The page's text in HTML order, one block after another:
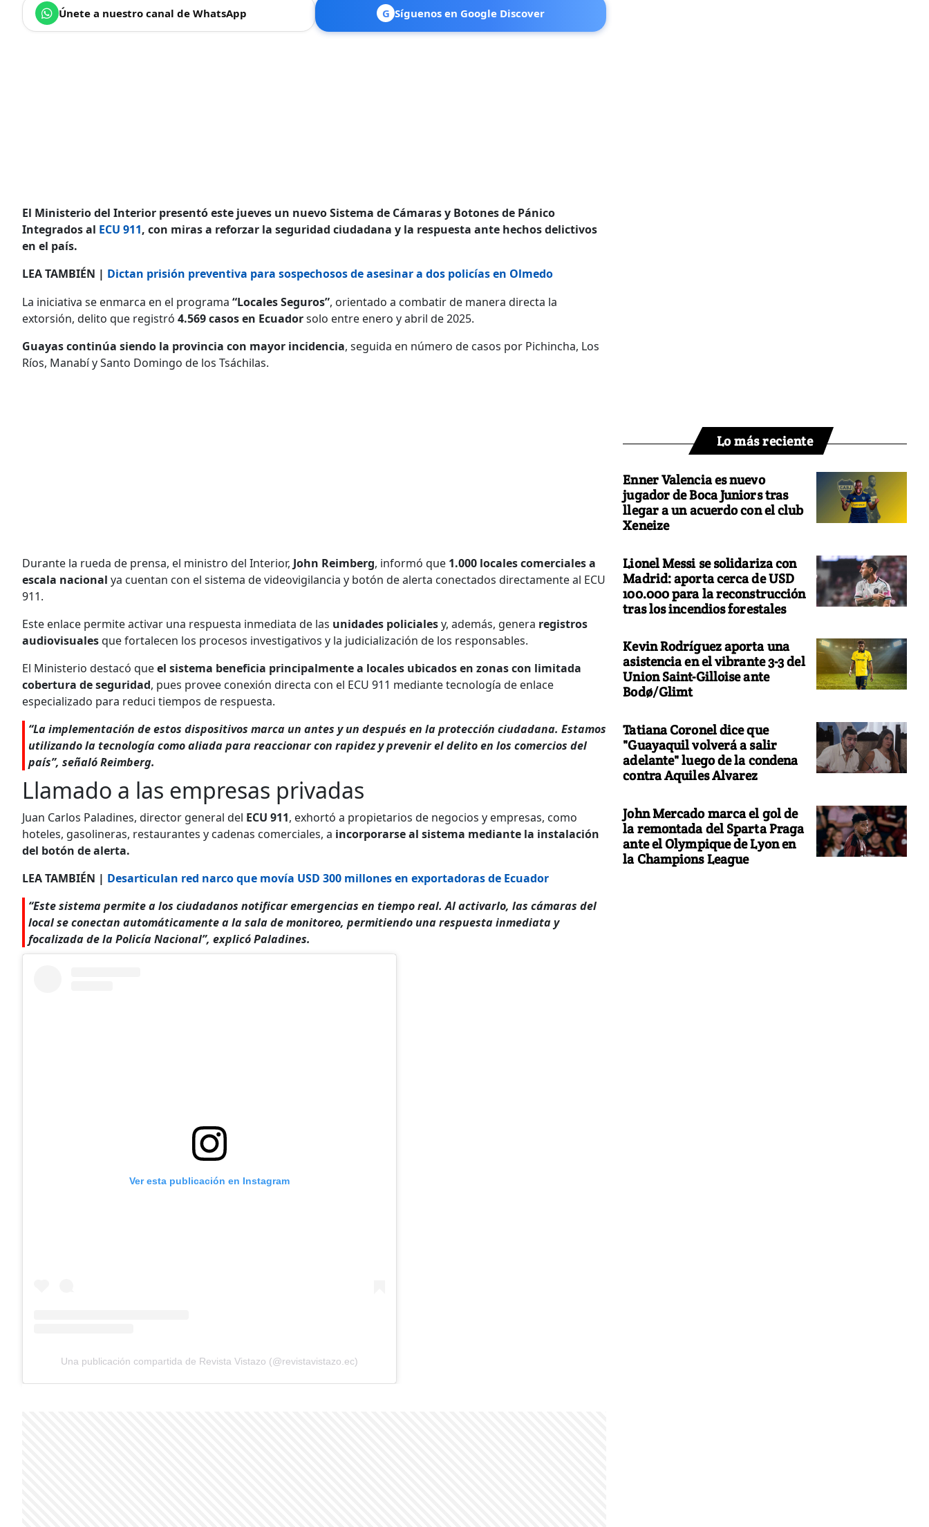
Únete a nuestro canal de WhatsApp G Síguenos en Google Discover
El Ministerio del Interior presentó este jueves un nuevo Sistema de Cámaras y Botones de Pánico
Integrados al ECU 911, con miras a reforzar la seguridad ciudadana y la respuesta ante hechos delictivos
en el país.
LEA TAMBIÉN | Dictan prisión preventiva para sospechosos de asesinar a dos policías en Olmedo
La iniciativa se enmarca en el programa “Locales Seguros”, orientado a combatir de manera directa la
extorsión, delito que registró 4.569 casos en Ecuadorsolo entre enero y abril de 2025.
Guayas continúa siendo la provincia con mayor incidencia, seguida en número de casos por Pichincha, Los
Ríos, Manabí y Santo Domingo de los Tsáchilas.
Durante la rueda de prensa, el ministro del Interior, John Reimberg, informó que 1.000 locales comerciales a
escala nacional ya cuentan con el sistema de videovigilancia y botón de alerta conectados directamente al ECU
911.
Este enlace permite activar una respuesta inmediata de las unidades policialesy, además, genera registros
audiovisualesque fortalecen los procesos investigativos y la judicialización de los responsables.
El Ministerio destacó queel sistema beneficia principalmente a locales ubicados en zonas con limitada
cobertura de seguridad, pues provee conexión directa con el ECU 911 mediante tecnología de enlace
especializado para reduci tiempos de respuesta.
“La implementación de estos dispositivos marca un antes y un después en la protección ciudadana. Estamos
utilizando la tecnología como aliada para reaccionar con rapidez y prevenir el delito en los comercios del
país”, señaló Reimberg.
Llamado a las empresas privadas
Juan Carlos Paladines, director general del ECU 911, exhortó a propietarios de negocios y empresas, como
hoteles, gasolineras, restaurantes y cadenas comerciales, a incorporarse al sistema mediante la instalación
del botón de alerta.
LEA TAMBIÉN | Desarticulan red narco que movía USD 300 millones en exportadoras de Ecuador
“Este sistema permite a los ciudadanos notificar emergencias en tiempo real. Al activarlo, las cámaras del
local se conectan automáticamente a la sala de monitoreo, permitiendo una respuesta inmediata y
focalizada de la Policía Nacional”, explicó Paladines.
Ver esta publicación en Instagram
Una publicación compartida de Revista Vistazo (@revistavistazo.ec)
Lo más reciente
Enner Valencia es nuevo
jugador de Boca Juniors tras
llegar a un acuerdo con el club
Xeneize
Lionel Messi se solidariza con
Madrid: aporta cerca de USD
100.000 para la reconstrucción
tras los incendios forestales
Kevin Rodríguez aporta una
asistencia en el vibrante 3-3 del
Union Saint-Gilloise ante
Bodø/Glimt
Tatiana Coronel dice que
"Guayaquil volverá a salir
adelante" luego de la condena
contra Aquiles Alvarez
John Mercado marca el gol de
la remontada del Sparta Praga
ante el Olympique de Lyon en
la Champions League